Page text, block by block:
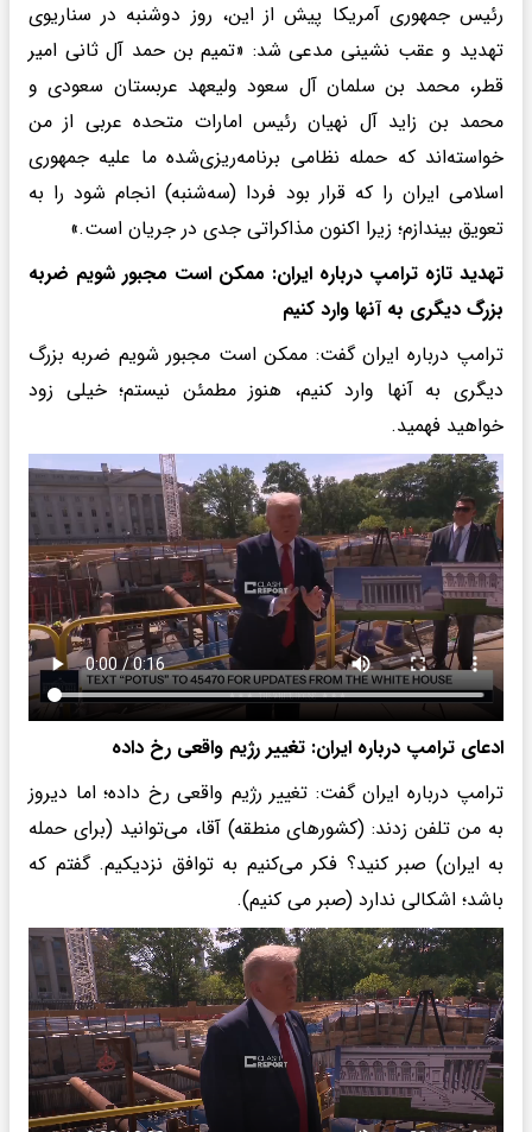
رئیس جمهوری آمریکا پیش از این، روز دوشنبه در سناریوی
تهدید و عقب نشینی مدعی شد: «تمیم بن حمد آل ثانی امیر
قطر، محمد بن سلمان آل سعود ولیعهد عربستان سعودی و
محمد بن زاید آل نهیان رئیس امارات متحده عربی از من
خواسته‌اند که حمله نظامی برنامه‌ریزی‌شده ما علیه جمهوری
اسلامی ایران را که قرار بود فردا (سه‌شنبه) انجام شود را به
تعویق بیندازم؛ زیرا اکنون مذاکراتی جدی در جریان است.»
تهدید تازه ترامپ درباره ایران: ممکن است مجبور شویم ضربه
بزرگ دیگری به آنها وارد کنیم
ترامپ درباره ایران گفت: ممکن است مجبور شویم ضربه بزرگ
دیگری به آنها وارد کنیم، هنوز مطمئن نیستم؛ خیلی زود
خواهید فهمید.
ادعای ترامپ درباره ایران: تغییر رژیم واقعی رخ داده
ترامپ درباره ایران گفت: تغییر رژیم واقعی رخ داده؛ اما دیروز
به من تلفن زدند: (کشورهای منطقه) آقا، می‌توانید (برای حمله
به ایران) صبر کنید؟ فکر می‌کنیم به توافق نزدیکیم. گفتم که
باشد؛ اشکالی ندارد (صبر می کنیم).